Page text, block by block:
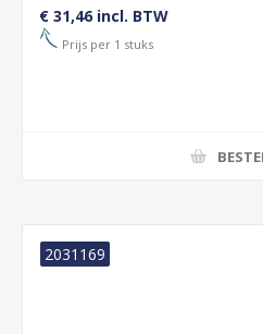
€ 31,46 incl. BTW
Prijs per 1 stuks
2031169